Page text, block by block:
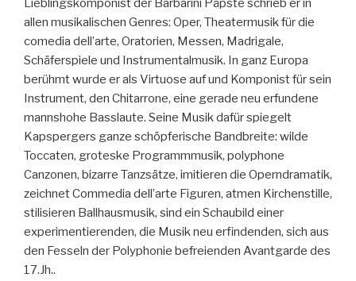
Lieblingskomponist der Barbarini Päpste schrieb er in
allen musikalischen Genres: Oper, Theatermusik für die
comedia dell’arte, Oratorien, Messen, Madrigale,
Schäferspiele und Instrumentalmusik. In ganz Europa
berühmt wurde er als Virtuose auf und Komponist für sein
Instrument, den Chitarrone, eine gerade neu erfundene
mannshohe Basslaute. Seine Musik dafür spiegelt
Kapspergers ganze schöpferische Bandbreite: wilde
Toccaten, groteske Programmmusik, polyphone
Canzonen, bizarre Tanzsätze, imitieren die Operndramatik,
zeichnet Commedia dell’arte Figuren, atmen Kirchenstille,
stilisieren Ballhausmusik, sind ein Schaubild einer
experimentierenden, die Musik neu erfindenden, sich aus
den Fesseln der Polyphonie befreienden Avantgarde des
17.Jh..